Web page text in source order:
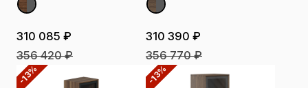
310 085 ₽
356 420 ₽
310 390 ₽
356 770 ₽
-13% -13%